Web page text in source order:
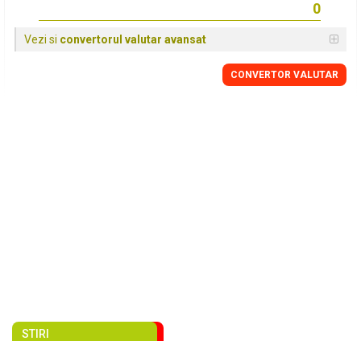
Vezi si convertorul valutar avansat
CONVERTOR VALUTAR
STIRI